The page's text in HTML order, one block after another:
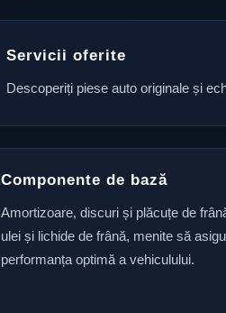
Servicii oferite
Descoperiți piese auto originale și
Componente de bază
Amortizoare, discuri și plăcuțe de
ulei și lichide de frână, menite să
performanța optimă a vehiculului.